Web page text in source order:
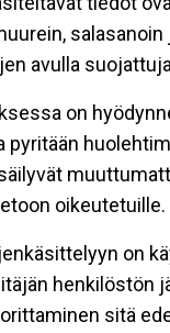
salasanoin
avulla
on
pyritään
oikeutetuille.
on
henkilöstön
sitä